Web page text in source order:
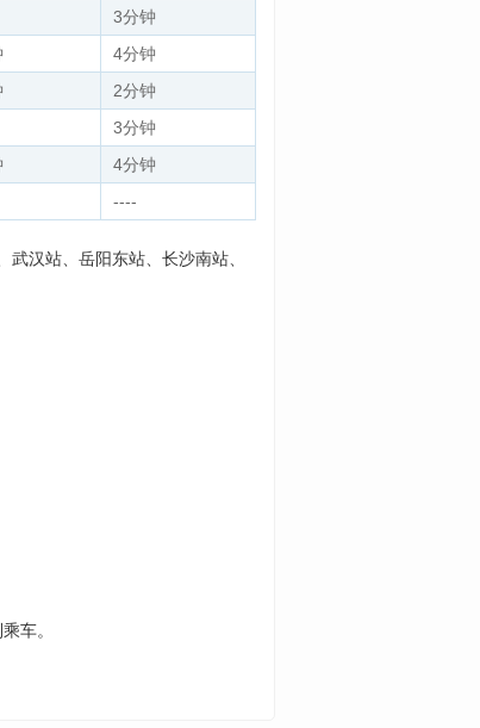
3分钟
4分钟
2分钟
3分钟
4分钟
----
汉站、岳阳东站、长沙南站、
车。